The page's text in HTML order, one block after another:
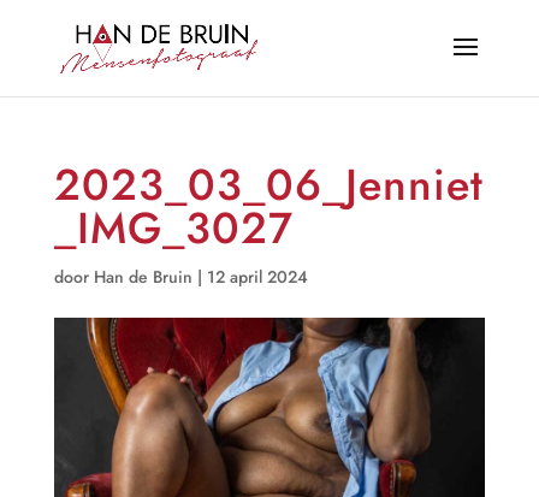
2023_03_06_Jenniet
_IMG_3027
door Han de Bruin | 12 april 2024